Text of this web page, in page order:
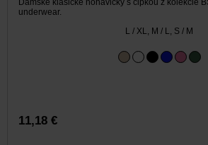
Dámske klasické nohavičky s čipkou z kolekcie
underwear.
L / XL, M / L, S / M
11,18 €